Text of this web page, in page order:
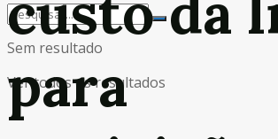
Sem resultado
Ver todos os resultados
para